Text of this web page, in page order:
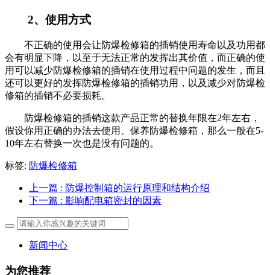
2、使用方式
不正确的使用会让防爆检修箱的插销使用寿命以及功用都
会有明显下降，以至于无法正常的发挥出其价值，而正确的使
用可以减少防爆检修箱的插销在使用过程中问题的发生，而且
还可以更好的发挥防爆检修箱的插销功用，以及减少对防爆检
修箱的插销不必要损耗。
防爆检修箱的插销这款产品正常的替换年限在2年左右，
假设你用正确的办法去使用、保养防爆检修箱，那么一般在5-
10年左右替换一次也是没有问题的。
标签: 防爆检修箱
上一篇 : 防爆控制箱的运行原理和结构介绍
下一篇 : 影响配电箱密封的因素
新闻中心
为您推荐